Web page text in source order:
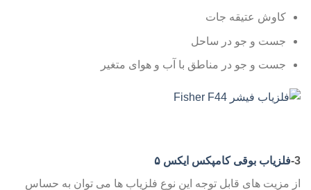
کاوش عتیقه جات
جست و جو در ساحل
جست و جو در مناطق با آب و هوای متغیر
3- فلزیاب بوقی کامپکس ایکس ۵
از مزیت های قابل توجه این نوع فلزیاب ها می توان به حساس